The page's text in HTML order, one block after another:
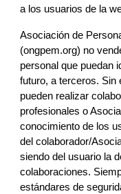
a los usuarios de la
Asociación de
(ongpem.org) no
personal que puedan
futuro, a terceros. Sin
pueden realizar
profesionales o
conocimiento de los
siendo del usuario la
colaboraciones.
estándares de